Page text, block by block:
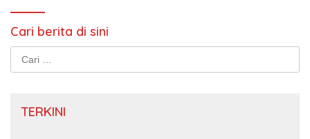
Cari berita di sini
TERKINI